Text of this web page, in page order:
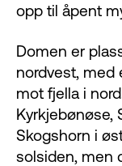
opp til åpent
Domen er
nordvest, med
mot fjella i
Kyrkjebønøse,
Skogshorn i
solsiden, men